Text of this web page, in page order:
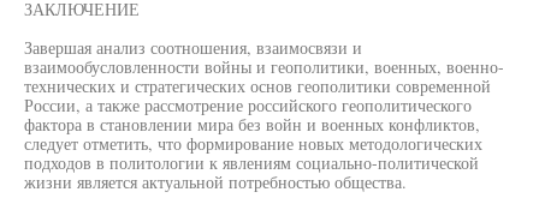
ЗАКЛЮЧЕНИЕ
Завершая анализ соотношения, взаимосвязи и
взаимообусловленности войны и геополитики, военных, военно-
технических и стратегических основ геополитики современной
России, а также рассмотрение российского геополитического
фактора в становлении мира без войн и военных конфликтов,
следует отметить, что формирование новых методологических
подходов в политологии к явлениям социально-политической
жизни является актуальной потребностью общества.